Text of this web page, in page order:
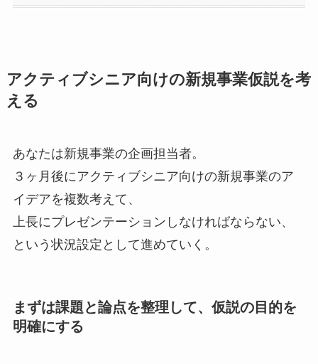
アクティブシニア向けの新規事業仮説を考
える
あなたは新規事業の企画担当者。
３ヶ月後にアクティブシニア向けの新規事業のア
イデアを複数考えて、
上長にプレゼンテーションしなければならない、
という状況設定として進めていく。
まずは課題と論点を整理して、仮説の目的を
明確にする